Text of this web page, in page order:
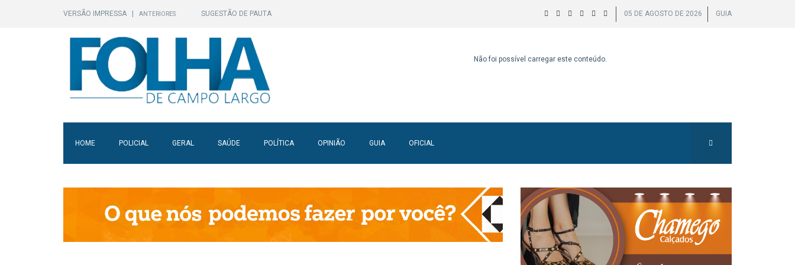
VERSÃO IMPRESSA ANTERIORES SUGESTÃO DE PAUTA 05 DE AGOSTO DE 2026 GUIA
Não foi possível carregar este conteúdo.
HOME POLICIAL GERAL SAÚDE POLÍTICA OPINIÃO GUIA OFICIAL